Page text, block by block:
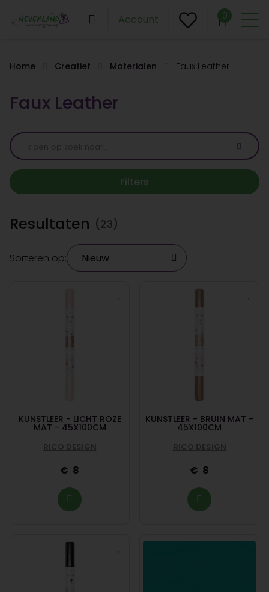
Account 0
Home Creatief Materialen Faux Leather
Faux Leather
Filters
Resultaten (23)
Sorteren op:
KUNSTLEER - LICHT ROZE
MAT - 45X100CM
RICO DESIGN
8
KUNSTLEER - BRUIN MAT -
45X100CM
RICO DESIGN
8